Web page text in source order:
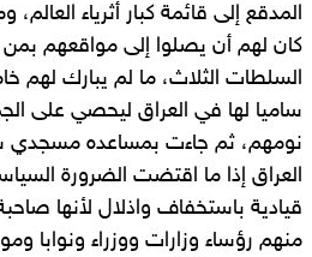
المدقع إلى قائمة كبار أثرياء
كان لهم أن يصلوا إلى مواقعهم
السلطات الثلاث، ما لم يبارك لهم
ساميا لها في العراق ليحصي على
نومهم، ثم جاءت بمساعده مسجدي
العراق إذا ما اقتضت الضرورة
قيادية باستخفاف واذلال لأنها
منهم رؤساء وزارات ووزراء ونوابا